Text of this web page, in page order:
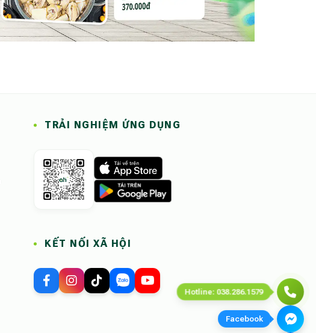
TRẢI NGHIỆM ỨNG DỤNG
KẾT NỐI XÃ HỘI
Hotline: 038.286.1579
Facebook